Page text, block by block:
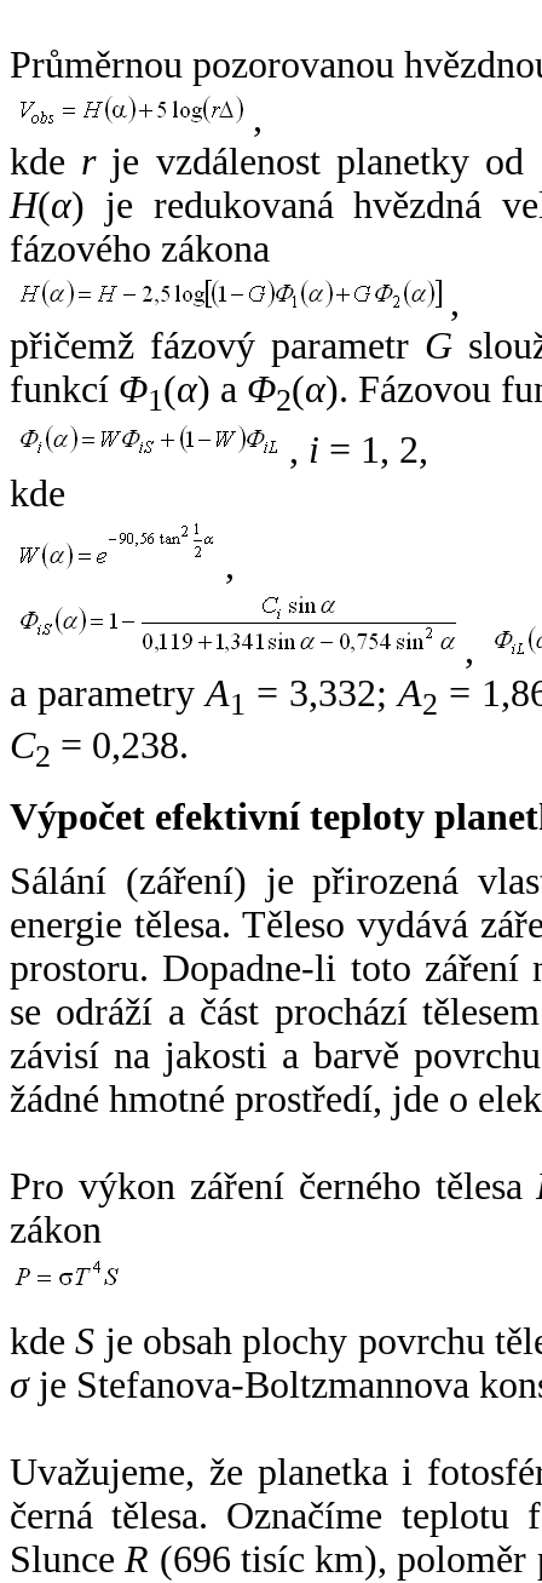
Průměrnou pozorovanou
,
kde rje vzdálenost planetky od
H(α) je redukovaná hvězdná
fázového zákona
,
přičemž fázový parametr G
funkcí Φ1(α) a Φ2(α). Fázovou
, i = 1, 2,
kde
,
,
a parametryA1 = 3,332;A2 =
C2 = 0,238.
Výpočet efektivní teploty
Sálání (záření) je přirozená
energie tělesa. Těleso vydává
prostoru. Dopadne-li toto záření
se odráží a část prochází
závisí na jakosti a barvě
žádné hmotné prostředí, jde o
Pro výkon záření černého tělesa
zákon
kdeS je obsah plochy povrchu
σje Stefanova-Boltzmannova
Uvažujeme, že planetka i
černá tělesa. Označíme
SlunceR (696 tisíc km),